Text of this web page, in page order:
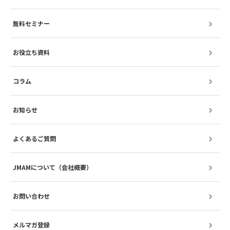
無料セミナー
お役立ち資料
コラム
お知らせ
よくあるご質問
JMAMについて（会社概要）
お問い合わせ
メルマガ登録